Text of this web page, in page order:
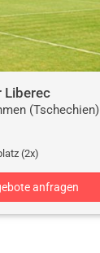
Liberec
(Tschechien)
(2x)
anfragen